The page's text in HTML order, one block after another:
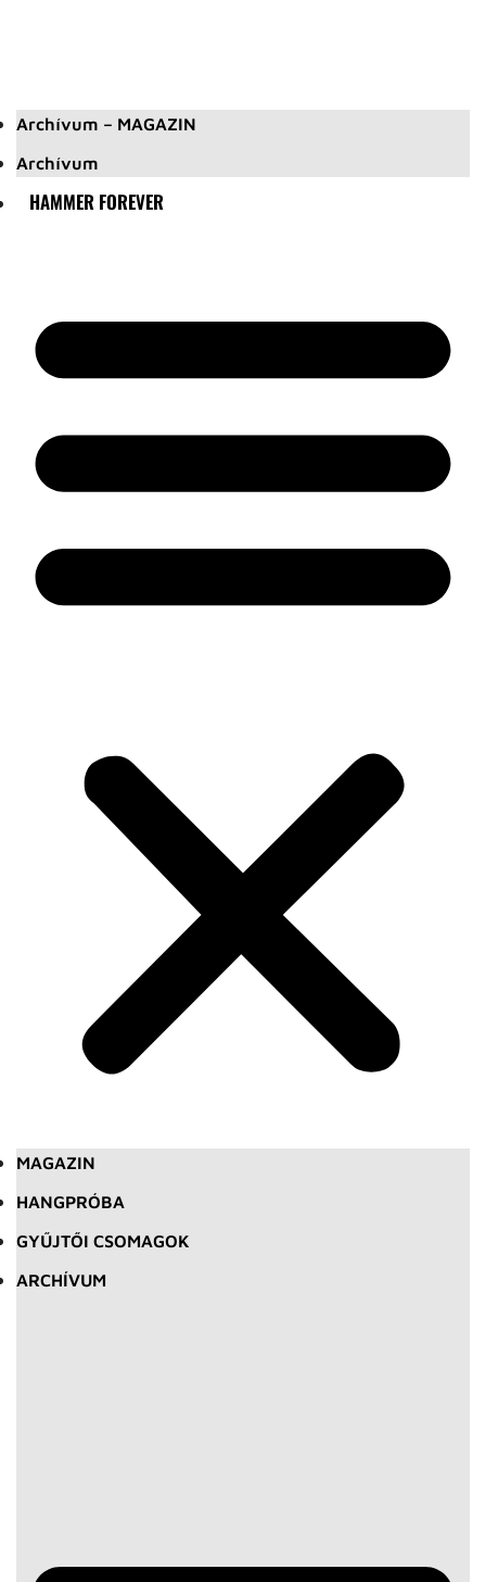
Archívum – MAGAZIN
Archívum
HAMMER FOREVER
MAGAZIN
HANGPRÓBA
GYŰJTŐI CSOMAGOK
ARCHÍVUM